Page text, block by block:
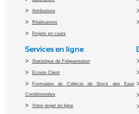
Attributions
Réalisations
Projets en cours
Services en ligne
Statistique de Fréquentation
Ecoute Client
Formulaire de Collecte de Stock des Eaux
Conditiionnées
Votre projet en ligne